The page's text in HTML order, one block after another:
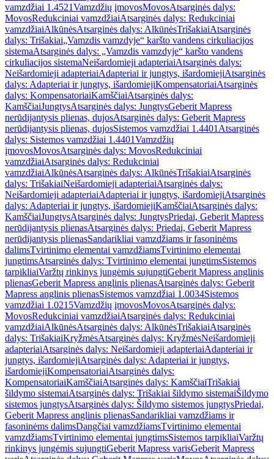
vamzdžiai 1.4521Vamzdžių įmovosMovosAtsarginės dalys:
MovosRedukciniai vamzdžiaiAtsarginės dalys: Redukciniai
vamzdžiaiAlkūnėsAtsarginės dalys: AlkūnėsTrišakiaiAtsarginės
dalys: Trišakiai„Vamzdis vamzdyje“ karšto vandens cirkuliacijos
sistemaAtsarginės dalys: „Vamzdis vamzdyje“ karšto vandens
cirkuliacijos sistemaNeišardomieji adapteriaiAtsarginės dalys:
Neišardomieji adapteriaiAdapteriai ir jungtys, išardomiejiAtsarginės
dalys: Adapteriai ir jungtys, išardomiejiKompensatoriaiAtsarginės
dalys: KompensatoriaiKamščiaiAtsarginės dalys:
KamščiaiJungtysAtsarginės dalys: JungtysGeberit Mapress
nerūdijantysis plienas, dujosAtsarginės dalys: Geberit Mapress
nerūdijantysis plienas, dujosSistemos vamzdžiai 1.4401 Atsarginės
dalys: Sistemos vamzdžiai 1.4401Vamzdžių
įmovosMovosAtsarginės dalys: MovosRedukciniai
vamzdžiaiAtsarginės dalys: Redukciniai
vamzdžiaiAlkūnėsAtsarginės dalys: AlkūnėsTrišakiaiAtsarginės
dalys: TrišakiaiNeišardomieji adapteriaiAtsarginės dalys:
Neišardomieji adapteriaiAdapteriai ir jungtys, išardomiejiAtsarginės
dalys: Adapteriai ir jungtys, išardomiejiKamščiaiAtsarginės dalys:
KamščiaiJungtysAtsarginės dalys: JungtysPriedai, Geberit Mapress
nerūdijantysis plienasAtsarginės dalys: Priedai, Geberit Mapress
nerūdijantysis plienasSandarikliai vamzdžiams ir fasoninėms
dalimsTvirtinimo elementai vamzdžiamsTvirtinimo elementai
jungtimsAtsarginės dalys: Tvirtinimo elementai jungtimsSistemos
tarpikliaiVaržtų rinkinys jungėmis sujungtiGeberit Mapress anglinis
plienasGeberit Mapress anglinis plienasAtsarginės dalys: Geberit
Mapress anglinis plienasSistemos vamzdžiai 1.0034Sistemos
vamzdžiai 1.0215Vamzdžių įmovosMovosAtsarginės dalys:
MovosRedukciniai vamzdžiaiAtsarginės dalys: Redukciniai
vamzdžiaiAlkūnėsAtsarginės dalys: AlkūnėsTrišakiaiAtsarginės
dalys: TrišakiaiKryžmėsAtsarginės dalys: KryžmėsNeišardomieji
adapteriaiAtsarginės dalys: Neišardomieji adapteriaiAdapteriai ir
jungtys, išardomiejiAtsarginės dalys: Adapteriai ir jungtys,
išardomiejiKompensatoriaiAtsarginės dalys:
KompensatoriaiKamščiaiAtsarginės dalys: KamščiaiTrišakiai
šildymo sistemaiAtsarginės dalys: Trišakiai šildymo sistemaiŠildymo
sistemos jungtysAtsarginės dalys: Šildymo sistemos jungtysPriedai,
Geberit Mapress anglinis plienasSandarikliai vamzdžiams ir
fasoninėms dalimsDangčiai vamzdžiamsTvirtinimo elementai
vamzdžiamsTvirtinimo elementai jungtimsSistemos tarpikliaiVaržtų
rinkinys jungėmis sujungtiGeberit Mapress varisGeberit Mapress